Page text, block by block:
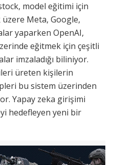
model eğitimi için
Meta, Google,
yaparken OpenAI,
eğitmek için çeşitli
imzaladığı biliniyor.
üreten kişilerin
bu sistem üzerinden
Yapay zeka girişimi
hedefleyen yeni bir